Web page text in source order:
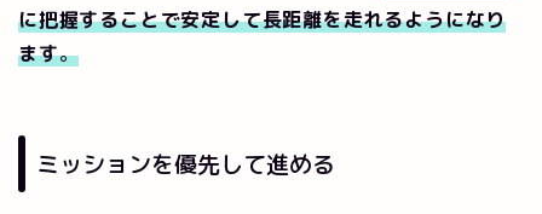
に把握することで安定して長距離を走れるようになり
ます。
ミッションを優先して進める